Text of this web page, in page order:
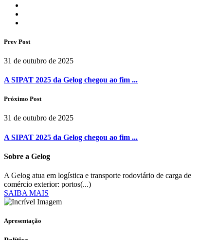
Prev Post
31 de outubro de 2025
A SIPAT 2025 da Gelog chegou ao fim ...
Próximo Post
31 de outubro de 2025
A SIPAT 2025 da Gelog chegou ao fim ...
Sobre a Gelog
A Gelog atua em logística e transporte rodoviário de carga de
comércio exterior: portos(...)
SAIBA MAIS
Apresentação